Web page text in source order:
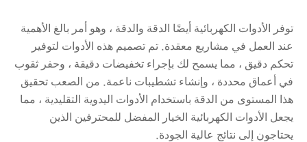
توفر الأدوات الكهربائية أيضًا الدقة والدقة ، وهو أمر بالغ الأهمية
عند العمل في مشاريع معقدة. تم تصميم هذه الأدوات لتوفير
تحكم دقيق ، مما يسمح لك بإجراء تخفيضات دقيقة ، وحفر ثقوب
في أعماق محددة ، وإنشاء تشطيبات ناعمة. من الصعب تحقيق
هذا المستوى من الدقة باستخدام الأدوات اليدوية التقليدية ، مما
يجعل الأدوات الكهربائية الخيار المفضل للمحترفين الذين
يحتاجون إلى نتائج عالية الجودة.